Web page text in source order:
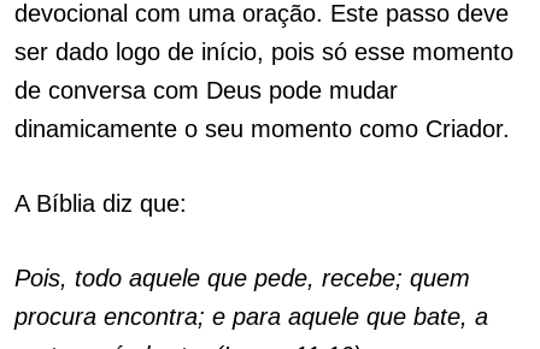
devocional com uma oração. Este passo deve
ser dado logo de início, pois só esse momento
de conversa com Deus pode mudar
dinamicamente o seu momento como Criador.
A Bíblia diz que:
Pois, todo aquele que pede, recebe; quem
procura encontra; e para aquele que bate, a